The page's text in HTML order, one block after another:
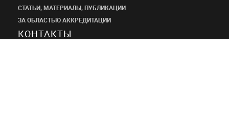
СТАТЬИ, МАТЕРИАЛЫ, ПУБЛИКАЦИИ
ЗА ОБЛАСТЬЮ АККРЕДИТАЦИИ
КОНТАКТЫ